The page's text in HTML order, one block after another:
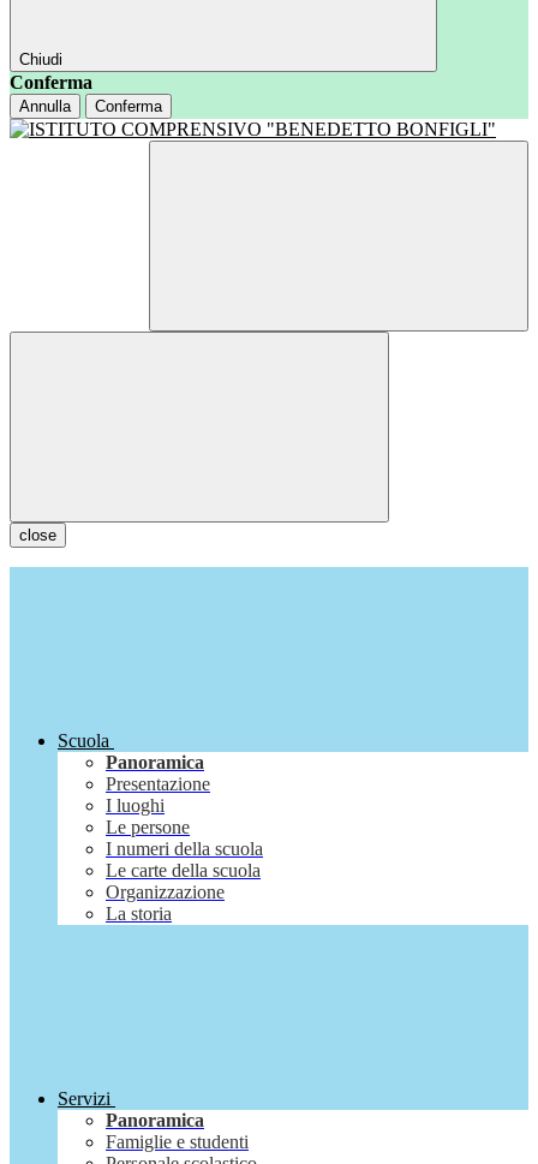
Chiudi
Conferma
Annulla Conferma
close
Scuola
Panoramica
Presentazione
I luoghi
Le persone
I numeri della scuola
Le carte della scuola
Organizzazione
La storia
Servizi
Panoramica
Famiglie e studenti